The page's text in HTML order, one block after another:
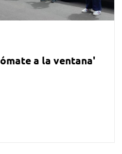
a la ventana'